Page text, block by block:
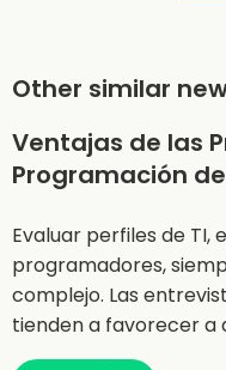
Other similar
Ventajas de las
Programación
Evaluar perfiles de
programadores,
complejo. Las
tienden a favorecer a